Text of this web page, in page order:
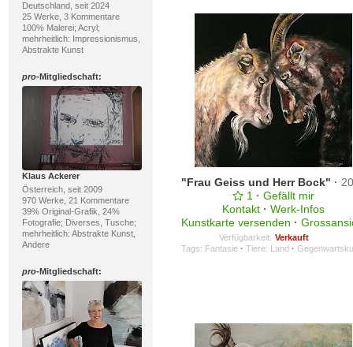
Deutschland, seit 2024
25 Werke, 3 Kommentare
100% Malerei; Acryl;
mehrheitlich: Impressionismus,
Abstrakte Kunst
pro-Mitgliedschaft:
Klaus Ackerer
Österreich, seit 2009
970 Werke, 21 Kommentare
39% Original-Grafik, 24%
Fotografie; Diverses, Tusche;
mehrheitlich: Abstrakte Kunst,
Andere
pro-Mitgliedschaft:
"Frau Geiss und Herr Bock" ·
1 · Gefällt mir
Kontakt · Werk-Infos
Kunstkarte versenden ·
Verfügbarkeit: Verkauft
Tags: Fantasie · Tiere: Land ·